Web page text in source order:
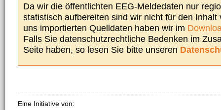
Da wir die öffentlichten EEG-Meldedaten nur
statistisch aufbereiten sind wir nicht für den Inhalt
uns importierten Quelldaten haben wir im
Falls Sie datenschutzrechtliche Bedenken im
Seite haben, so lesen Sie bitte unseren
Eine Initiative von: